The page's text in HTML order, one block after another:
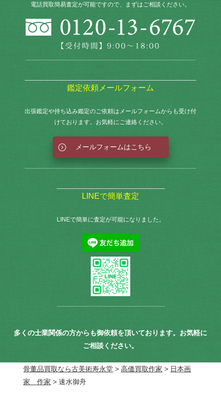
電話買取簡易査定が可能ですので、まずはご相談ください。
鑑定依頼メールフォーム
出張鑑定や持ち込み鑑定のご依頼はメールフォームからも受け付
けております。お気軽にご連絡ください。
メールフォームはこちら
LINEで簡単査定
LINEで簡単に査定が可能になりました。
多くの士業関係の方からも御依頼を頂いております。お気軽に
ご相談ください。
骨董品買取なら古美術寿永堂 >高価買取作家 > 日本画
家 作家 >速水御舟